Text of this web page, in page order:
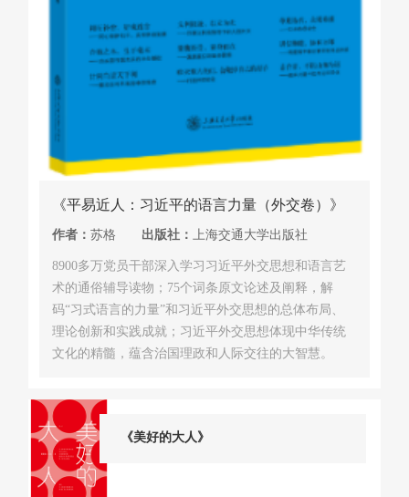
《平易近人：习近平的语言力量（外交卷）》
作者：苏格 出版社： 上海交通大学出版社
8900多万党员干部深入学习习近平外交思想和语言艺
术的通俗辅导读物；75个词条原文论述及阐释，解
码“习式语言的力量”和习近平外交思想的总体布局、
理论创新和实践成就；习近平外交思想体现中华传统
文化的精髓，蕴含治国理政和人际交往的大智慧。
《美好的大人》